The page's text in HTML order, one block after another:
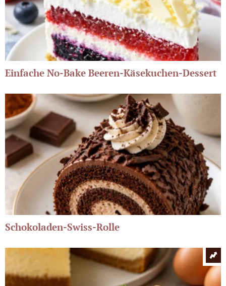
Einfache No-Bake Beeren-Käsekuchen-Dessert
Schokoladen-Swiss-Rolle